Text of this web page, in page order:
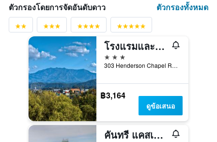
ตัวกรองโดยการจัดอันดับดาว ตัวกรองทั้งหมด
โรงแรมและที่พัก Music Road Resort
3 ดาว
303 Henderson Chapel Road, ฟิเจน ฟอร์จ, TN, สหรัฐอเมริกา
฿3,164
ดูข้อเสนอ
คันทรี แคสเคดส์ วอเทอร์พาร์ค รีสอร์ท